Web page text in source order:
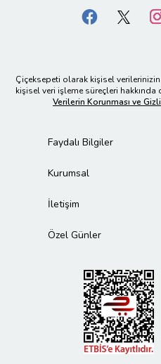
Çiçeksepeti olarak kişisel
kişisel veri işleme süreçleri
Verilerin Korunması ve
Faydalı Bilgiler
Kurumsal
İletişim
Özel Günler